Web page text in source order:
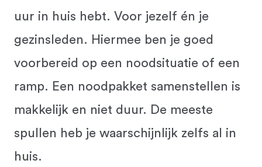
uur in huis hebt. Voor jezelf én je
gezinsleden. Hiermee ben je goed
voorbereid op een noodsituatie of een
ramp. Een noodpakket samenstellen is
makkelijk en niet duur. De meeste
spullen heb je waarschijnlijk zelfs al in
huis.